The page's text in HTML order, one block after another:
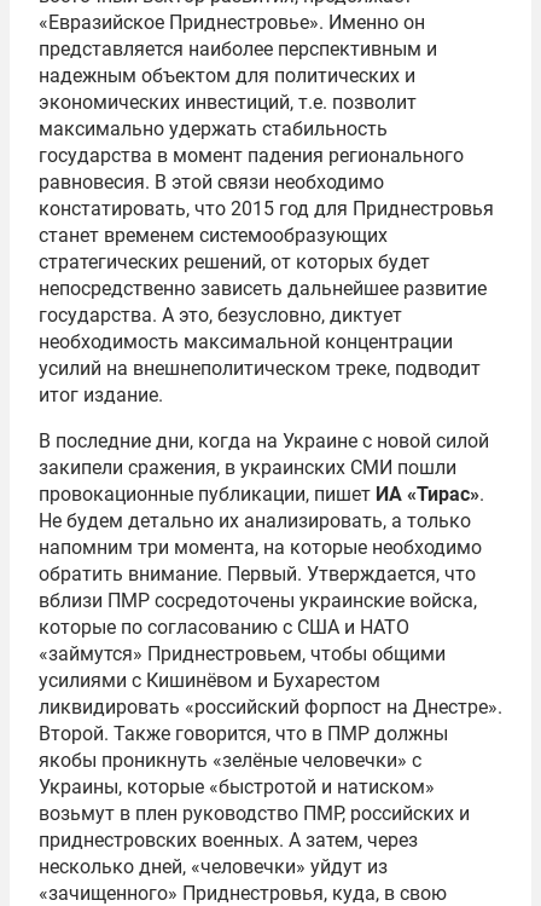
«Евразийское Приднестровье». Именно он
представляется наиболее перспективным и
надежным объектом для политических и
экономических инвестиций, т.е. позволит
максимально удержать стабильность
государства в момент падения регионального
равновесия. В этой связи необходимо
констатировать, что 2015 год для Приднестровья
станет временем системообразующих
стратегических решений, от которых будет
непосредственно зависеть дальнейшее развитие
государства. А это, безусловно, диктует
необходимость максимальной концентрации
усилий на внешнеполитическом треке, подводит
итог издание.
В последние дни, когда на Украине с новой силой
закипели сражения, в украинских СМИ пошли
провокационные публикации, пишет ИА «Тирас».
Не будем детально их анализировать, а только
напомним три момента, на которые необходимо
обратить внимание. Первый. Утверждается, что
вблизи ПМР сосредоточены украинские войска,
которые по согласованию с США и НАТО
«займутся» Приднестровьем, чтобы общими
усилиями с Кишинёвом и Бухарестом
ликвидировать «российский форпост на Днестре».
Второй. Также говорится, что в ПМР должны
якобы проникнуть «зелёные человечки» с
Украины, которые «быстротой и натиском»
возьмут в плен руководство ПМР, российских и
приднестровских военных. А затем, через
несколько дней, «человечки» уйдут из
«зачищенного» Приднестровья, куда, в свою